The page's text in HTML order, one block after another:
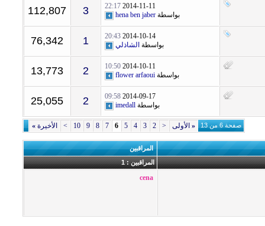
2014-11-11
22:17
بواسطة hena ben jaber
3
112,807
2014-10-14
20:43
بواسطة الشاذلي 1
76,342
2014-10-11
10:50
بواسطة flower arfaoui
2
13,773
2014-09-17
09:58
بواسطة imedall
2
25,055
صفحة 6 من 13 « الأولى <
2
3
4
5
6
7
8
9
10
> الأخيرة »
المراقبين
المراقبين : 1
cena